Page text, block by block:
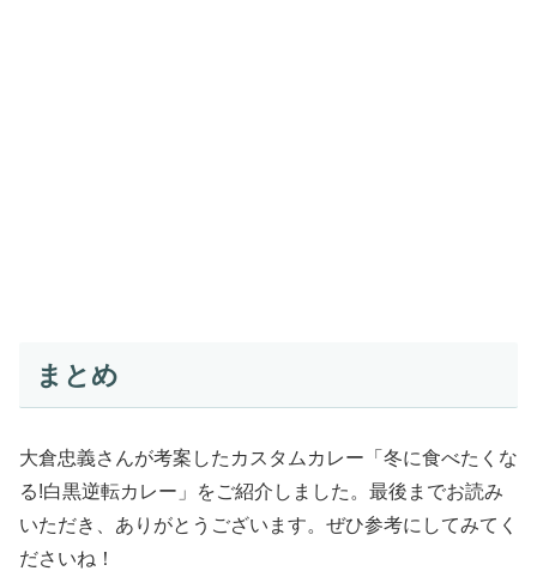
まとめ
大倉忠義さんが考案したカスタムカレー「冬に食べたくな
る!白黒逆転カレー」をご紹介しました。最後までお読み
いただき、ありがとうございます。ぜひ参考にしてみてく
ださいね！